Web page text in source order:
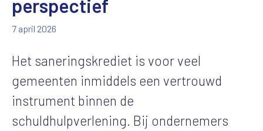
perspectief
7 april 2026
Het saneringskrediet is voor veel
gemeenten inmiddels een vertrouwd
instrument binnen de
schuldhulpverlening. Bij ondernemers